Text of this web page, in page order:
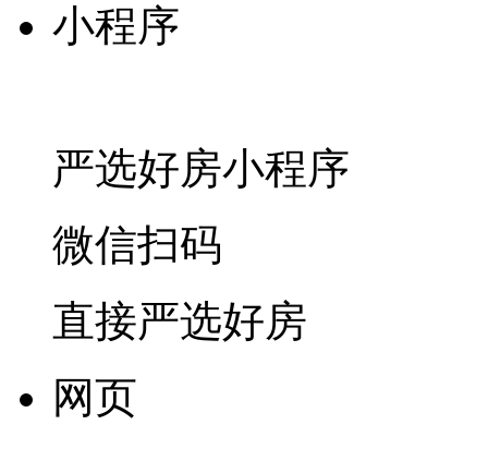
小程序
严选好房小程序
微信扫码
直接严选好房
网页